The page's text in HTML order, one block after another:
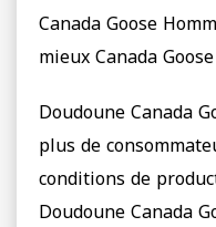
Canada Goose
mieux Canada
Doudoune Canada
plus de
conditions de
Doudoune Canada